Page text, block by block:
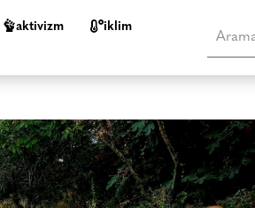
aktivizm i̇klim